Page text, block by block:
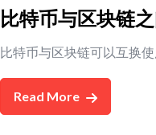
比特币与区块链
比特币与区块链可以互换
Read More